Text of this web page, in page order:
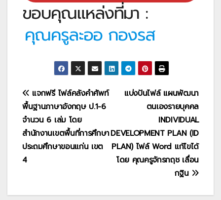
ขอบคุณแหล่งที่มา :
คุณครูละออ กองรส
แนะแนว
เรื่อง
แบ่งปันไฟล์ แผนพัฒนา
ตนเองรายบุคคล
INDIVIDUAL
DEVELOPMENT PLAN (ID
PLAN) ไฟล์ Word แก้ไขได้
โดย คุณครูจักรกฤช เลื่อน
กฐิน
แจกฟรี ไฟล์คลังคำศัพท์
พื้นฐานภาษาอังกฤษ ป.1-6
จำนวน 6 เล่ม โดย
สำนักงานเขตพื้นที่การศึกษา
ประถมศึกษาขอนแก่น เขต
4